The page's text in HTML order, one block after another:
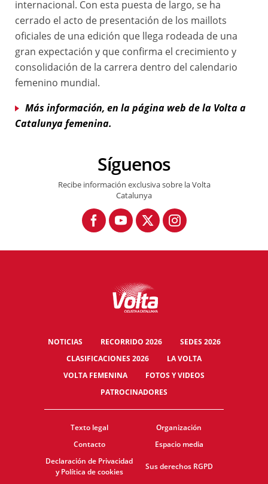
internacional. Con esta puesta de largo, se ha
cerrado el acto de presentación de los maillots
oficiales de una edición que llega rodeada de una
gran expectación y que confirma el crecimiento y
consolidación de la carrera dentro del calendario
femenino mundial.
Más información, en la página web de la Volta a
Catalunya femenina.
Síguenos
Recibe información exclusiva sobre la Volta
Catalunya
NOTICIAS RECORRIDO 2026
SEDES 2026
CLASIFICACIONES 2026
LA VOLTA
VOLTA FEMENINA
FOTOS Y VIDEOS
PATROCINADORES
Texto legal
Organización
Contacto
Espacio media
Declaración de Privacidad
y Política de cookies
Sus derechos RGPD